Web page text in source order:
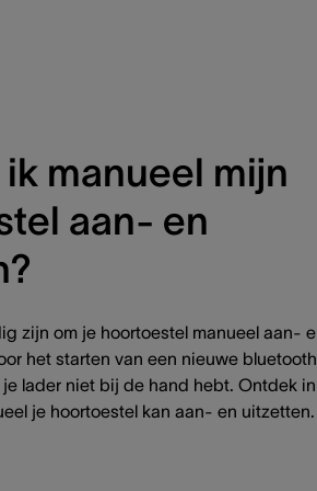
ik manueel mijn
aan- en
zijn om je hoortoestel manueel aan-
het starten van een nieuwe bluetooth
lader niet bij de hand hebt. Ontdek
je hoortoestel kan aan- en uitzetten.